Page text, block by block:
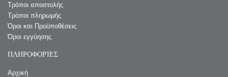
Τρόποι αποστολής
Τρόποι πληρωμής
Όροι και Προϋποθέσεις
Όροι εγγύησης
ΠΛΗΡΟΦΟΡΊΕΣ
Αρχική